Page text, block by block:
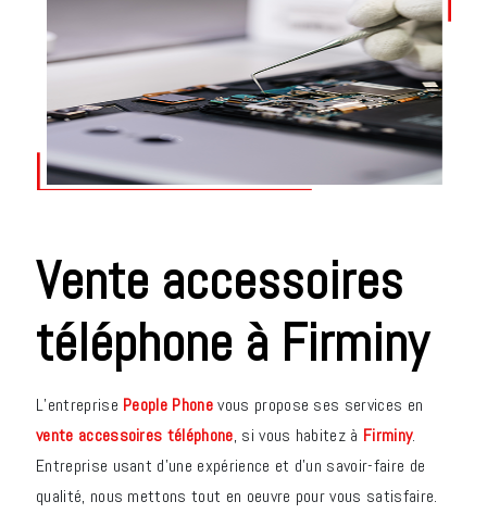
vente accessoires
téléphone à Firminy
L’entreprise People Phonevous propose ses services en
vente accessoires téléphone, si vous habitez à Firminy.
Entreprise usant d’une expérience et d’un savoir-faire de
qualité, nous mettons tout en oeuvre pour vous satisfaire.